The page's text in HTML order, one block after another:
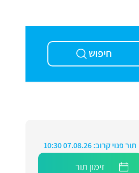
חיפוש
תור פנוי קרוב: 07.08.26 10:30
זימון תור